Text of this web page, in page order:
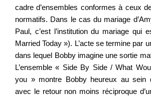
cadre d’ensembles conformes à ceux
normatifs. Dans le cas du mariage
Paul, c’est l’institution du mariage qui
Married Today »). L’acte se termine par
dans lequel Bobby imagine une sortie
L’ensemble « Side By Side / What
you » montre Bobby heureux au sein
avec le retour non moins réciproque